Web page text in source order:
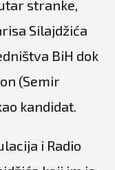
stranke,
Silajdžića
BiH dok
(Semir
kandidat.
i Radio